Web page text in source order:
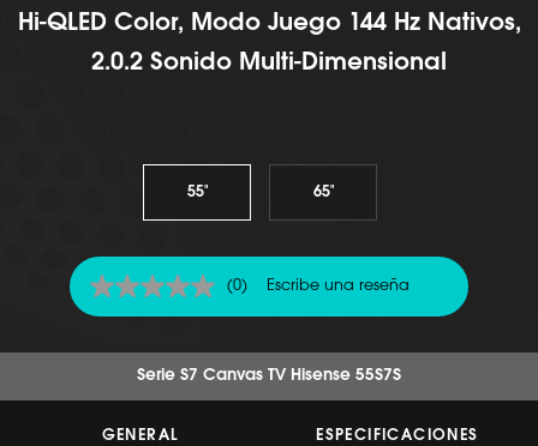
55" 65"
Hi-QLED Color, Modo Juego 144 Hz Nativos,
2.0.2 Sonido Multi-Dimensional
Sin
puntuación
en
(0) Escribe una reseña
Serie S7 Canvas TV Hisense 55S7S
GENERAL ESPECIFICACIONES